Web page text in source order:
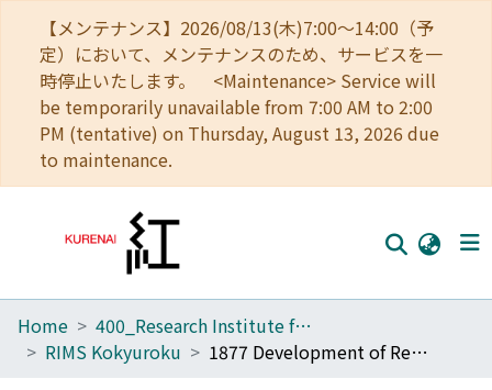
【メンテナンス】2026/08/13(木)7:00～14:00（予
定）において、メンテナンスのため、サービスを一
時停止いたします。 <Maintenance> Service will
be temporarily unavailable from 7:00 AM to 2:00
PM (tentative) on Thursday, August 13, 2026 due
to maintenance.
Home
Home
400_Research Institute for Mathematical Sciences
RIMS Kokyuroku
1877 Development of Representation Theory and its Related Fields